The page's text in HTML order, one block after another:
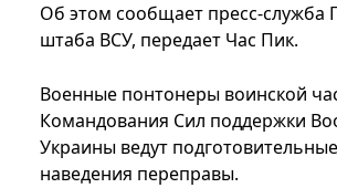
Об этом сообщает пресс-служба
штаба ВСУ, передает Час Пик.
Военные понтонеры воинской
Командования Сил поддержки
Украины ведут
наведения переправы.